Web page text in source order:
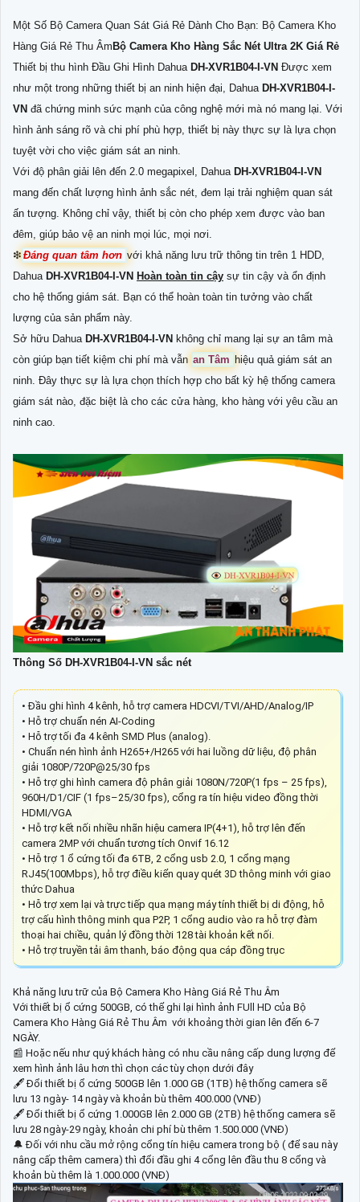
Một Số Bộ Camera Quan Sát Giá Rẻ Dành Cho Bạn: Bộ Camera Kho
Hàng Giá Rẻ Thu Âm Bộ Camera Kho Hàng Sắc Nét Ultra 2K Giá Rẻ
Thiết bị thu hình Đầu Ghi Hình Dahua DH-XVR1B04-I-VN Được xem
như một trong những thiết bị an ninh hiện đại, Dahua DH-XVR1B04-I-
VN đã chứng minh sức mạnh của công nghệ mới mà nó mang lại. Với
hình ảnh sáng rõ và chi phí phù hợp, thiết bị này thực sự là lựa chọn
tuyệt vời cho việc giám sát an ninh.
Với độ phân giải lên đến 2.0 megapixel, Dahua DH-XVR1B04-I-VN
mang đến chất lượng hình ảnh sắc nét, đem lại trải nghiệm quan sát
ấn tượng. Không chỉ vậy, thiết bị còn cho phép xem được vào ban
đêm, giúp bảo vệ an ninh mọi lúc, mọi nơi.
❇ Đáng quan tâm hơn với khả năng lưu trữ thông tin trên 1 HDD,
Dahua DH-XVR1B04-I-VN Hoàn toàn tin cậy sự tin cậy và ổn định
cho hệ thống giám sát. Bạn có thể hoàn toàn tin tưởng vào chất
lượng của sản phẩm này.
Sở hữu Dahua DH-XVR1B04-I-VN không chỉ mang lại sự an tâm mà
còn giúp bạn tiết kiệm chi phí mà vẫn an Tâm hiệu quả giám sát an
ninh. Đây thực sự là lựa chọn thích hợp cho bất kỳ hệ thống camera
giám sát nào, đặc biệt là cho các cửa hàng, kho hàng với yêu cầu an
ninh cao.
Thông Số DH-XVR1B04-I-VN sắc nét
• Đầu ghi hình 4 kênh, hỗ trợ camera HDCVI/TVI/AHD/Analog/IP
• Hỗ trợ chuẩn nén AI-Coding
• Hỗ trợ tối đa 4 kênh SMD Plus (analog).
• Chuẩn nén hình ảnh H265+/H265 với hai luồng dữ liệu, độ phân
giải 1080P/720P@25/30 fps
• Hỗ trợ ghi hình camera độ phân giải 1080N/720P(1 fps – 25 fps),
960H/D1/CIF (1 fps–25/30 fps), cổng ra tín hiệu video đồng thời
HDMI/VGA
• Hỗ trợ kết nối nhiều nhãn hiệu camera IP(4+1), hỗ trợ lên đến
camera 2MP với chuẩn tương tích Onvif 16.12
• Hỗ trợ 1 ổ cứng tối đa 6TB, 2 cổng usb 2.0, 1 cổng mạng
RJ45(100Mbps), hỗ trợ điều kiển quay quét 3D thông minh với giao
thức Dahua
• Hỗ trợ xem lại và trực tiếp qua mạng máy tính thiết bị di động, hỗ
trợ cấu hình thông minh qua P2P, 1 cổng audio vào ra hỗ trợ đàm
thoại hai chiều, quản lý đồng thời 128 tài khoản kết nối.
• Hỗ trợ truyền tải âm thanh, báo động qua cáp đồng trục
Khả năng lưu trữ của Bộ Camera Kho Hàng Giá Rẻ Thu Âm
Với thiết bị ổ cứng 500GB, có thể ghi lại hình ảnh FUll HD của Bộ
Camera Kho Hàng Giá Rẻ Thu Âm với khoảng thời gian lên đến 6-7
NGÀY.
📰 Hoặc nếu như quý khách hàng có nhu cầu nâng cấp dung lượng để
xem hình ảnh lâu hơn thì chọn các tùy chọn dưới đây
🖋 Đổi thiết bị ổ cứng 500GB lên 1.000 GB (1TB) hệ thống camera sẽ
lưu 13 ngày- 14 ngày và khoản bù thêm 400.000 (VNĐ)
🖋 Đổi thiết bị ổ cứng 1.000GB lên 2.000 GB (2TB) hệ thống camera sẽ
lưu 28 ngày-29 ngày, khoản chi phí bù thêm 1.500.000 (VNĐ)
🔔 Đối với nhu cầu mở rộng cổng tín hiệu camera trong bộ ( để sau này
nâng cấp thêm camera) thì đổi đầu ghi 4 cổng lên đầu thu 8 cổng và
khoản bù thêm là 1.000.000 (VNĐ)